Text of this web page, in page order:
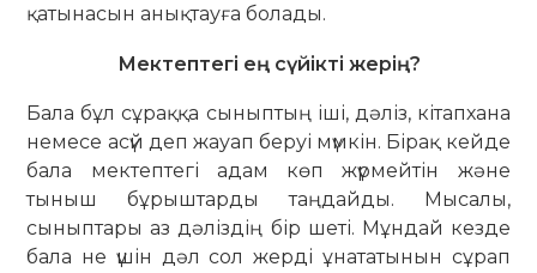
қатынасын анықтауға болады.
Мектептегі ең сүйікті жерің?
Бала бұл сұраққа сыныптың іші, дәліз, кітапхана
немесе асүй деп жауап беруі мүмкін. Бірақ кейде
бала мектептегі адам көп жүрмейтін және
тыныш бұрыштарды таңдайды. Мысалы,
сыныптары аз дәліздің бір шеті. Мұндай кезде
бала не үшін дәл сол жерді ұнататынын сұрап